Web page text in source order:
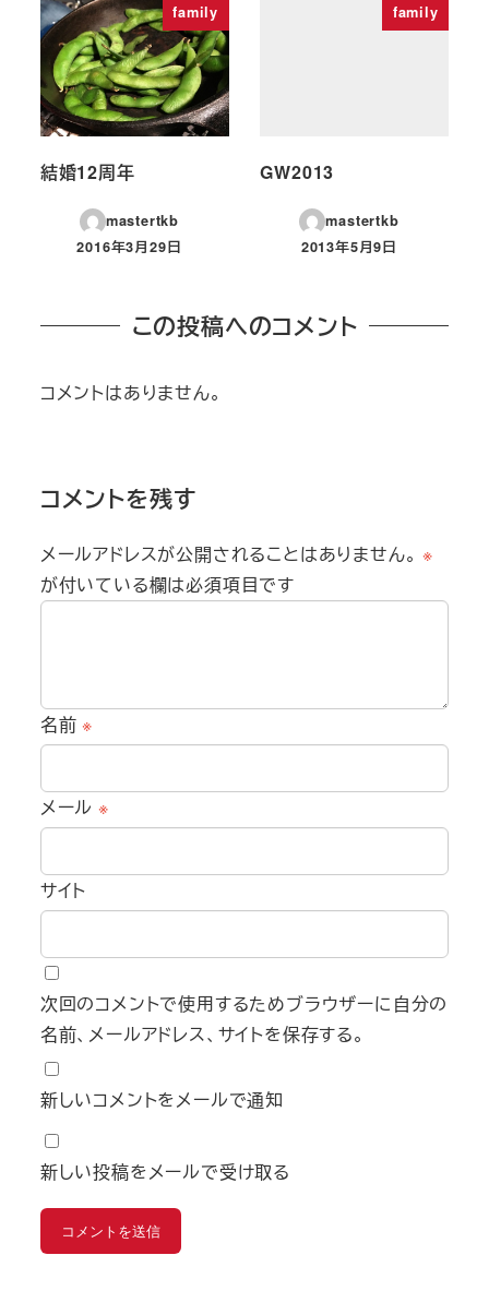
family
結婚12周年
mastertkb
投稿日
2016年3月29日
family
GW2013
mastertkb
投稿日
2013年5月9日
この投稿へのコメント
コメントはありません。
コメントを残す
メールアドレスが公開されることはありません。 ※
が付いている欄は必須項目です
名前※
メール ※
サイト
次回のコメントで使用するためブラウザーに自分の
名前、メールアドレス、サイトを保存する。
新しいコメントをメールで通知
新しい投稿をメールで受け取る